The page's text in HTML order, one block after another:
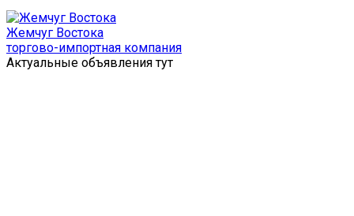
Перейти
к
содержимому
Жемчуг Востока
торгово-импортная компания
Актуальные объявления тут